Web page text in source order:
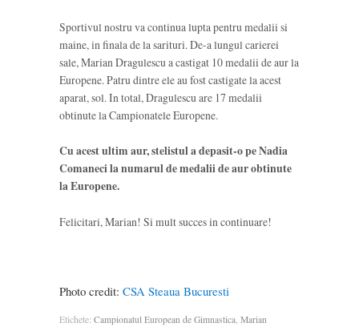
Sportivul nostru va continua lupta pentru medalii si
maine, in finala de la sarituri. De-a lungul carierei
sale, Marian Dragulescu a castigat 10 medalii de aur la
Europene. Patru dintre ele au fost castigate la acest
aparat, sol. In total, Dragulescu are 17 medalii
obtinute la Campionatele Europene.
Cu acest ultim aur, stelistul a depasit-o pe Nadia
Comaneci la numarul de medalii de aur obtinute
la Europene.
Felicitari, Marian! Si mult succes in continuare!
Photo credit: CSA Steaua Bucuresti
Etichete: Campionatul European de Gimnastica, Marian